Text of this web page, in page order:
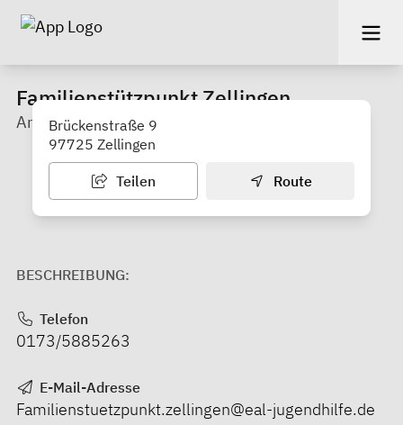
Familienstützpunkt Zellingen
Annika Reinhardt
Brückenstraße 9
97725 Zellingen
Teilen Route
BESCHREIBUNG:
Telefon
0173/5885263
E-Mail-Adresse
Familienstuetzpunkt.zellingen@eal-jugendhilfe.de